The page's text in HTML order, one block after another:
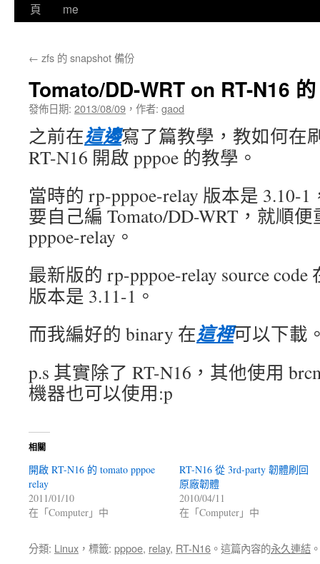
頁
me
← zfs 的 snapshot 備份
Tomato/DD-WRT on RT-N16
發佈日期: 2013/08/09 ， 作者: gaod
之前在這邊寫了篇教學，教如何在
RT-N16 開啟 pppoe 的教學。
當時的 rp-pppoe-relay 版本是 3.10-
要自己編 Tomato/DD-WRT，就順
pppoe-relay。
最新版的 rp-pppoe-relay source code
版本是 3.11-1。
而我編好的 binary 在這裡可以下載
p.s 其實除了 RT-N16，其他使用
機器也可以使用:p
相關
開啟 RT-N16 的 tomato pppoe
relay
2011/01/10
在「Computer」中
RT-N16 從 3rd-party 韌體刷回
原廠韌體
2010/04/11
在「Computer」中
分類: Linux ，標籤: pppoe, relay, RT-N16 。這篇內容的永久連結 。